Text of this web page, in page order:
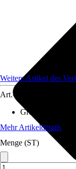
Weitere Artikel des
Art.-Nr.
Grundfarbe
Mehr Artikeldetails
Menge (ST)